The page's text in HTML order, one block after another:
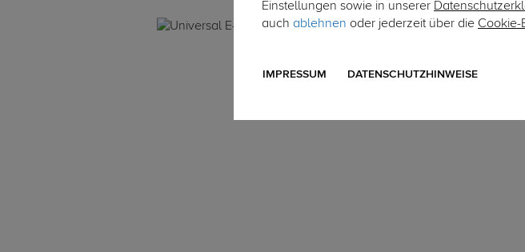
Einstellungen sowie in unserer
auch ablehnen oder jederzeit über die Cookie-
IMPRESSUM DATENSCHUTZHINWEISE